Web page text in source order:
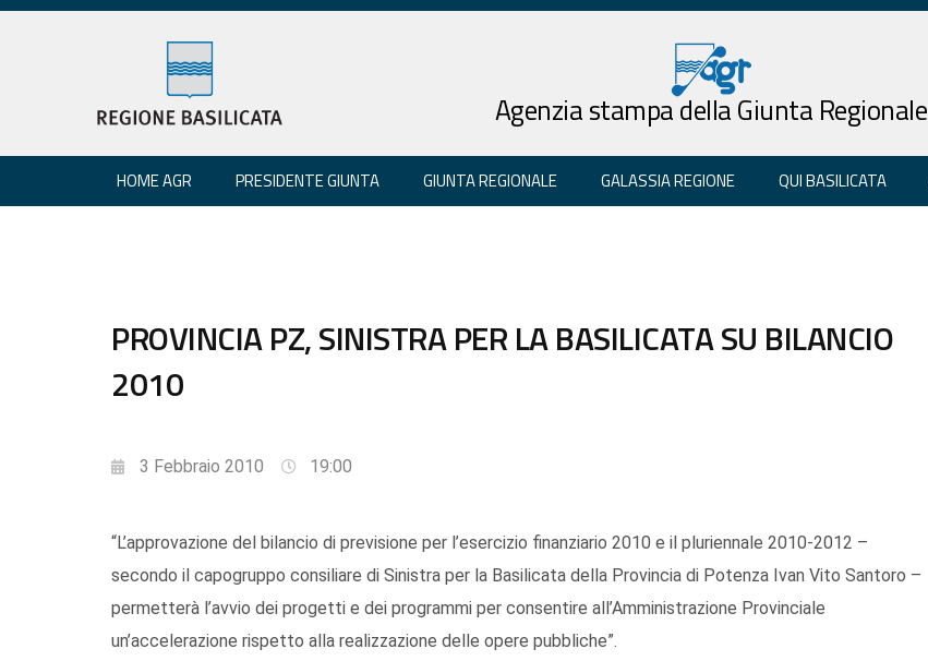
Agenzia stampa della Giunta Regionale
HOME AGR PRESIDENTE GIUNTA GIUNTA REGIONALE GALASSIA REGIONE QUI BASILICATA
PROVINCIA PZ, SINISTRA PER LA BASILICATA SU BILANCIO
2010
3 Febbraio 2010 19:00
“L’approvazione del bilancio di previsione per l’esercizio finanziario 2010 e il pluriennale 2010-2012 –
secondo il capogruppo consiliare di Sinistra per la Basilicata della Provincia di Potenza Ivan Vito Santoro –
permetterà l’avvio dei progetti e dei programmi per consentire all’Amministrazione Provinciale
un’accelerazione rispetto alla realizzazione delle opere pubbliche”.